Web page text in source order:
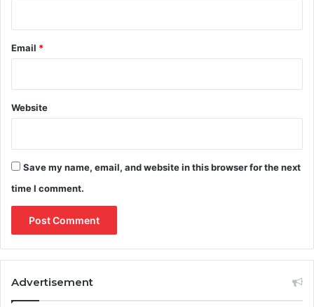
Email *
Website
Save my name, email, and website in this browser for the next
time I comment.
Advertisement